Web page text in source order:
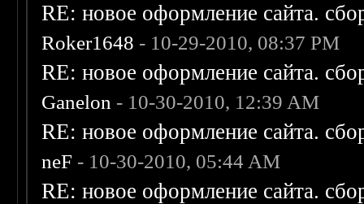
RE: новое оформление сайта.
Roker1648 - 10-29-2010, 08:37 PM
RE: новое оформление сайта.
Ganelon - 10-30-2010, 12:39 AM
RE: новое оформление сайта.
neF - 10-30-2010, 05:44 AM
RE: новое оформление сайта.